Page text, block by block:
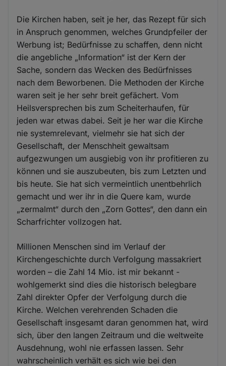
Die Kirchen haben, seit je her, das Rezept für sich
in Anspruch genommen, welches Grundpfeiler der
Werbung ist; Bedürfnisse zu schaffen, denn nicht
die angebliche „Information“ ist der Kern der
Sache, sondern das Wecken des Bedürfnisses
nach dem Beworbenen. Die Methoden der Kirche
waren seit je her sehr breit gefächert. Vom
Heilsversprechen bis zum Scheiterhaufen, für
jeden war etwas dabei. Seit je her war die Kirche
nie systemrelevant, vielmehr sie hat sich der
Gesellschaft, der Menschheit gewaltsam
aufgezwungen um ausgiebig von ihr profitieren zu
können und sie auszubeuten, bis zum Letzten und
bis heute. Sie hat sich vermeintlich unentbehrlich
gemacht und wer ihr in die Quere kam, wurde
„zermalmt“ durch den „Zorn Gottes“, den dann ein
Scharfrichter vollzogen hat.
Millionen Menschen sind im Verlauf der
Kirchengeschichte durch Verfolgung massakriert
worden – die Zahl 14 Mio. ist mir bekannt -
wohlgemerkt sind dies die historisch belegbare
Zahl direkter Opfer der Verfolgung durch die
Kirche. Welchen verehrenden Schaden die
Gesellschaft insgesamt daran genommen hat, wird
sich, über den langen Zeitraum und die weltweite
Ausdehnung, wohl nie erfassen lassen. Sehr
wahrscheinlich verhält es sich wie bei den